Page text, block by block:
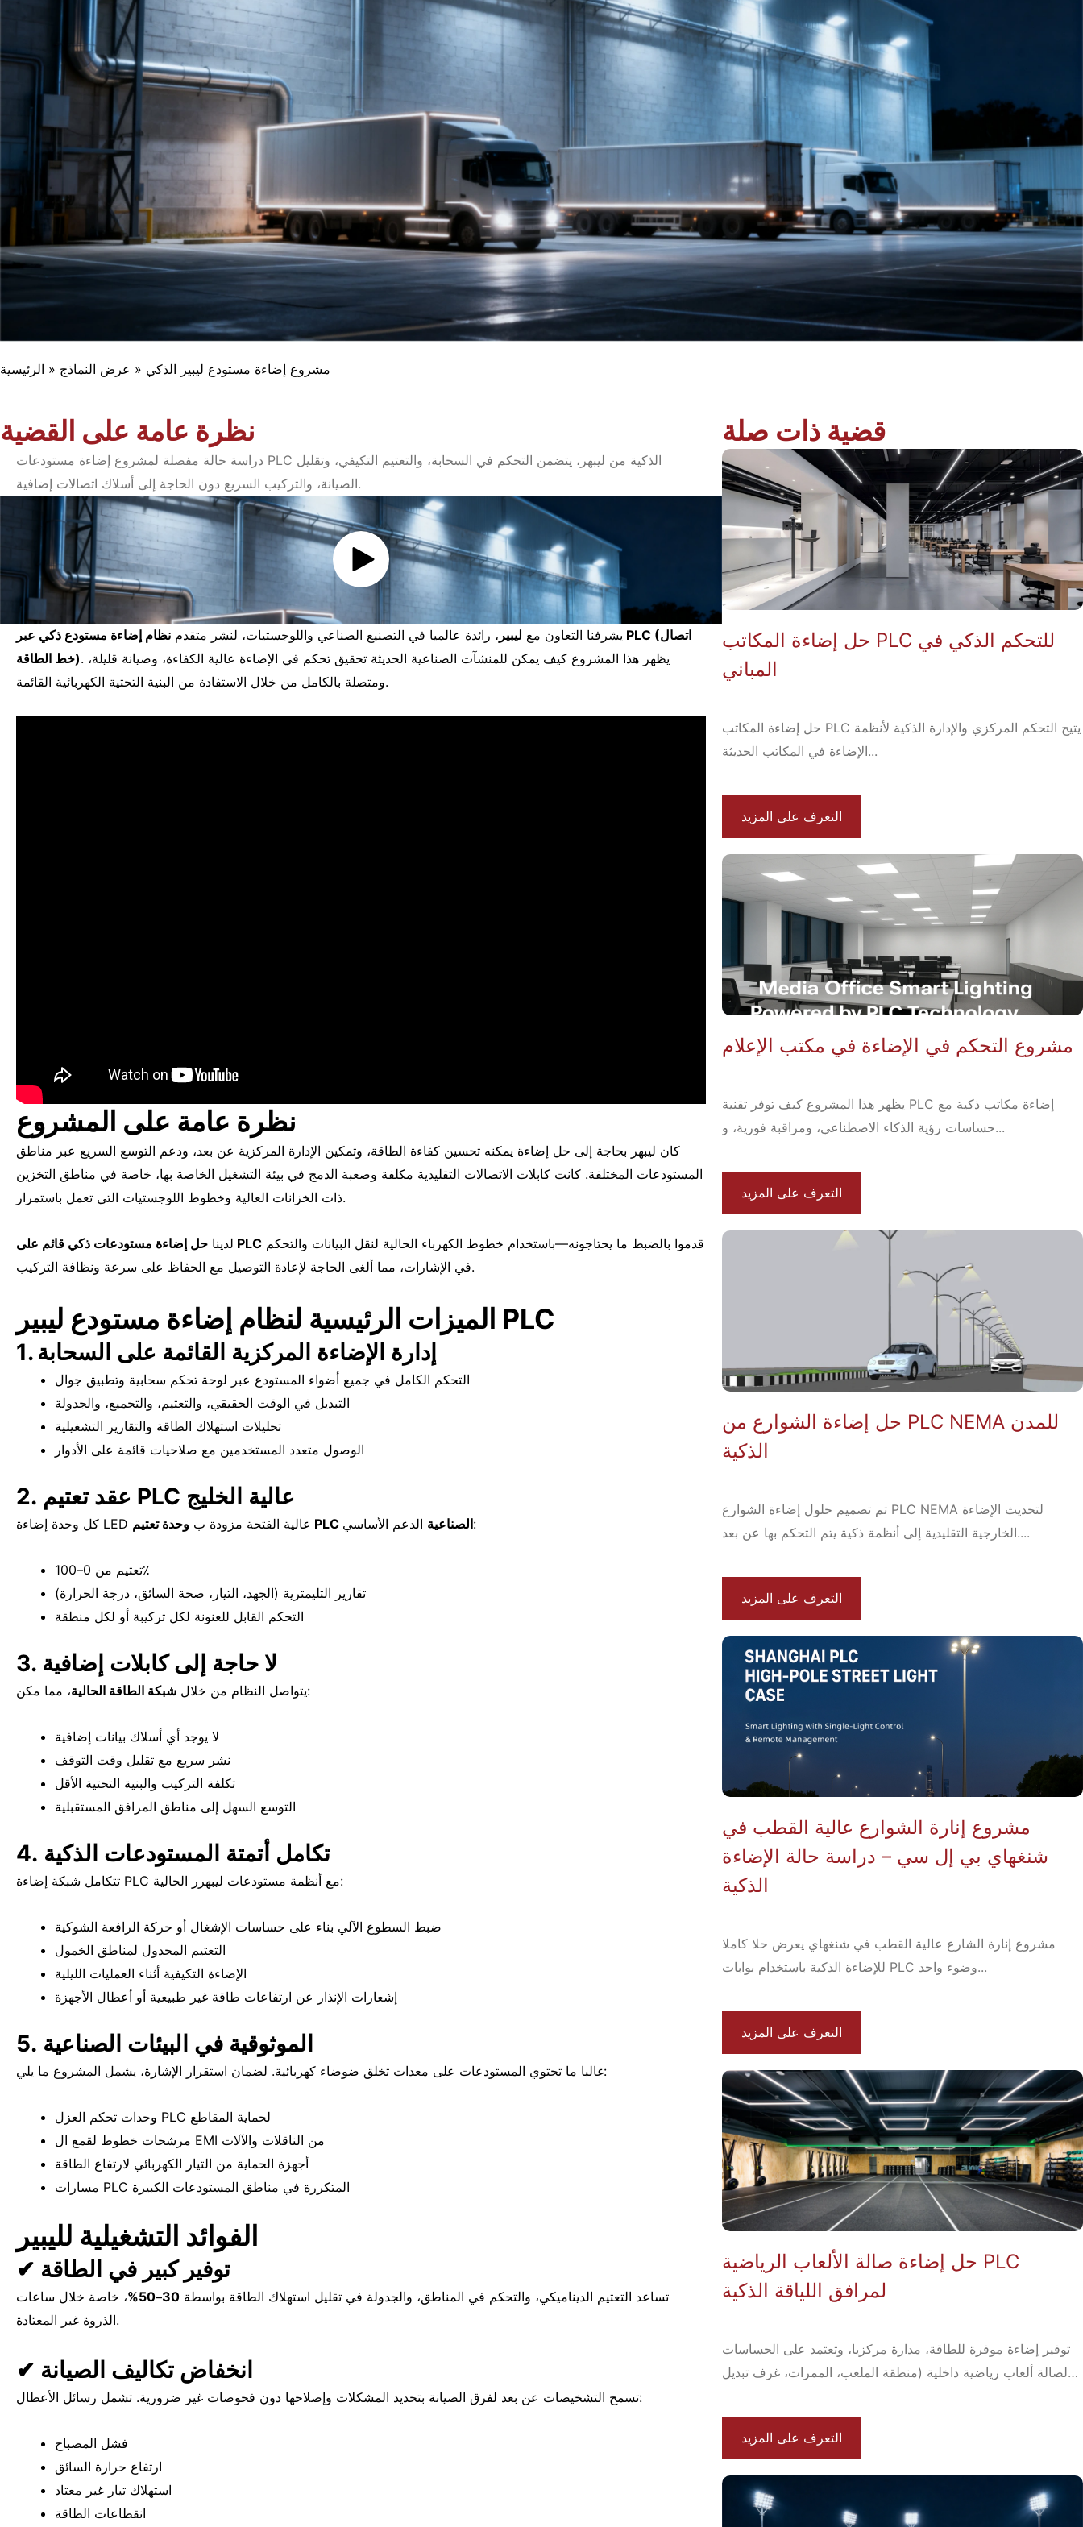
الرئيسية » عرض النماذج » مشروع إضاءة مستودع ليبير الذكي
نظرة عامة على القضية
دراسة حالة مفصلة لمشروع إضاءة مستودعات PLC الذكية من ليبهر، يتضمن التحكم في السحابة، والتعتيم التكيفي، وتقليل
الصيانة، والتركيب السريع دون الحاجة إلى أسلاك اتصالات إضافية.
يشرفنا التعاون مع ليبير ، رائدة عالميا في التصنيع الصناعي واللوجستيات، لنشر متقدم نظام إضاءة مستودع ذكي عبر PLC (اتصال
خط الطاقة). يظهر هذا المشروع كيف يمكن للمنشآت الصناعية الحديثة تحقيق تحكم في الإضاءة عالية الكفاءة، وصيانة قليلة،
ومتصلة بالكامل من خلال الاستفادة من البنية التحتية الكهربائية القائمة.
نظرة عامة على المشروع
كان ليبهر بحاجة إلى حل إضاءة يمكنه تحسين كفاءة الطاقة، وتمكين الإدارة المركزية عن بعد، ودعم التوسع السريع عبر مناطق
المستودعات المختلفة. كانت كابلات الاتصالات التقليدية مكلفة وصعبة الدمج في بيئة التشغيل الخاصة بها، خاصة في مناطق التخزين
ذات الخزانات العالية وخطوط اللوجستيات التي تعمل باستمرار.
لدينا حل إضاءة مستودعات ذكي قائم على PLC
في الإشارات، مما ألغى الحاجة لإعادة التوصيل مع الحفاظ على سرعة ونظافة التركيب.
الميزات الرئيسية لنظام إضاءة مستودع ليبير PLC
1. إدارة الإضاءة المركزية القائمة على السحابة
التحكم الكامل في جميع أضواء المستودع عبر لوحة تحكم سحابية وتطبيق جوال
التبديل في الوقت الحقيقي، والتعتيم، والتجميع، والجدولة
تحليلات استهلاك الطاقة والتقارير التشغيلية
الوصول متعدد المستخدمين مع صلاحيات قائمة على الأدوار
2. عقد تعتيم PLC عالية الخليج
كل وحدة إضاءة LED عالية الفتحة مزودة ب وحدة تعتيم PLC الصناعيةالدعم الأساسي:
تعتيم من 0–100٪
تقارير التليمترية (الجهد، التيار، صحة السائق، درجة الحرارة)
التحكم القابل للعنونة لكل تركيبة أو لكل منطقة
3. لا حاجة إلى كابلات إضافية
يتواصل النظام من خلال شبكة الطاقة الحالية ، مما مكن:
لا يوجد أي أسلاك بيانات إضافية
نشر سريع مع تقليل وقت التوقف
تكلفة التركيب والبنية التحتية الأقل
التوسع السهل إلى مناطق المرافق المستقبلية
4. تكامل أتمتة المستودعات الذكية
تتكامل شبكة إضاءة PLC مع أنظمة مستودعات ليبهرر الحالية:
ضبط السطوع الآلي بناء على حساسات الإشغال أو حركة الرافعة الشوكية
التعتيم المجدول لمناطق الخمول
الإضاءة التكيفية أثناء العمليات الليلية
إشعارات الإنذار عن ارتفاعات طاقة غير طبيعية أو أعطال الأجهزة
5. الموثوقية في البيئات الصناعية
غالبا ما تحتوي المستودعات على معدات تخلق ضوضاء كهربائية. لضمان استقرار الإشارة، يشمل المشروع ما يلي:
وحدات تحكم العزل PLC لحماية المقاطع
مرشحات خطوط لقمع ال EMI من الناقلات والآلات
أجهزة الحماية من التيار الكهربائي لارتفاع الطاقة
مسارات PLC المتكررة في مناطق المستودعات الكبيرة
الفوائد التشغيلية لليبير
✔ توفير كبير في الطاقة
تساعد التعتيم الديناميكي، والتحكم في المناطق، والجدولة في تقليل استهلاك الطاقة بواسطة 30–50%
، خاصة خلال ساعات
الذروة غير المعتادة.
✔ انخفاض تكاليف الصيانة
تسمح التشخيصات عن بعد لفرق الصيانة بتحديد المشكلات وإصلاحها دون فحوصات غير ضرورية. تشمل رسائل الأعطال:
فشل المصباح
ارتفاع حرارة السائق
استهلاك تيار غير معتاد
انقطاعات الطاقة
قضية ذات صلة
حل إضاءة المكاتب PLC للتحكم الذكي في
المباني
حل إضاءة المكاتب PLC يتيح التحكم المركزي والإدارة الذكية لأنظمة
الإضاءة في المكاتب الحديثة...
التعرف على المزيد
مشروع التحكم في الإضاءة في مكتب الإعلام
يظهر هذا المشروع كيف توفر تقنية PLC إضاءة مكاتب ذكية مع
حساسات رؤية الذكاء الاصطناعي، ومراقبة فورية، و...
التعرف على المزيد
حل إضاءة الشوارع من PLC NEMA للمدن
الذكية
تم تصميم حلول إضاءة الشوارع PLC NEMA لتحديث الإضاءة
الخارجية التقليدية إلى أنظمة ذكية يتم التحكم بها عن بعد....
التعرف على المزيد
مشروع إنارة الشوارع عالية القطب في
شنغهاي بي إل سي – دراسة حالة الإضاءة
الذكية
مشروع إنارة الشارع عالية القطب في شنغهاي يعرض حلا كاملا
للإضاءة الذكية باستخدام بوابات PLC وضوء واحد...
التعرف على المزيد
حل إضاءة صالة الألعاب الرياضية PLC
لمرافق اللياقة الذكية
توفير إضاءة موفرة للطاقة، مدارة مركزيا، وتعتمد على الحساسات
لصالة ألعاب رياضية داخلية (منطقة الملعب، الممرات، غرف تبديل
التعرف على المزيد